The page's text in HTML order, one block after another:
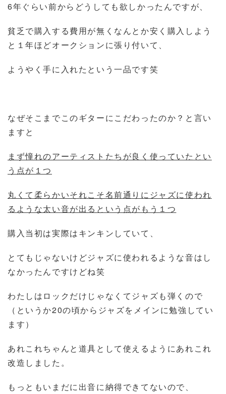
6年ぐらい前からどうしても欲しかったんですが、
貧乏で購入する費用が無くなんとか安く購入しよう
と１年ほどオークションに張り付いて、
ようやく手に入れたという一品です笑
なぜそこまでこのギターにこだわったのか？と言い
ますと
まず憧れのアーティストたちが良く使っていたとい
う点が１つ
丸くて柔らかいそれこそ名前通りにジャズに使われ
るような太い音が出るという点がもう１つ
購入当初は実際はキンキンしていて、
とてもじゃないけどジャズに使われるような音はし
なかったんですけどね笑
わたしはロックだけじゃなくてジャズも弾くので
（というか20の頃からジャズをメインに勉強してい
ます）
あれこれちゃんと道具として使えるようにあれこれ
改造しました。
もっともいまだに出音に納得できてないので、